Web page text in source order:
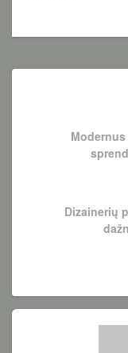
Navigacija
Dizainerių